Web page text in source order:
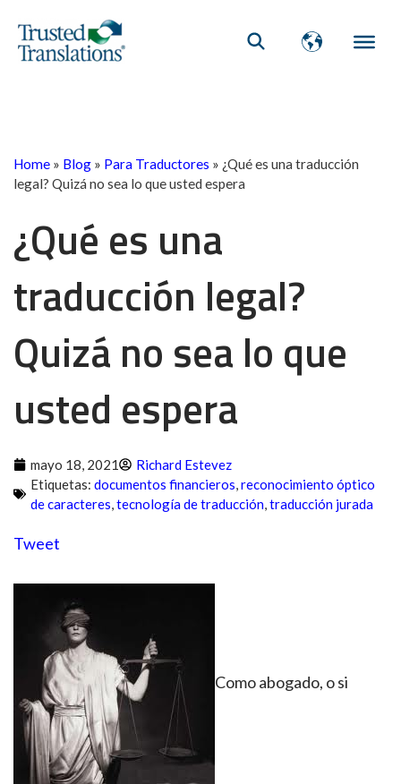
Home » Blog » Para Traductores » ¿Qué es una traducción
legal? Quizá no sea lo que usted espera
¿Qué es una
traducción legal?
Quizá no sea lo que
usted espera
mayo 18, 2021
Richard Estevez
Etiquetas: documentos financieros,reconocimiento óptico
de caracteres,tecnología de traducción,traducción jurada
Tweet
Como abogado, o si